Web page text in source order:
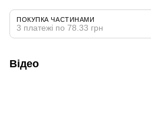
ПОКУПКА ЧАСТИНАМИ
3 платежі по 78.33 грн
Відео